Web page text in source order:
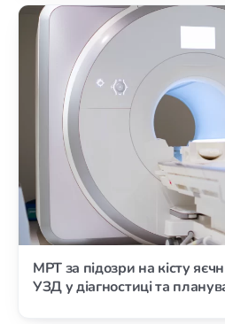
МРТ за підозри на кісту
УЗД у діагностиці та